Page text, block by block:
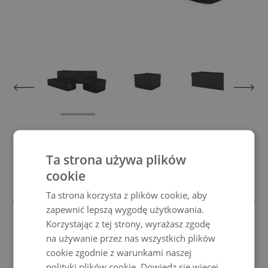
chronisz swoje meble przed złą pogodą, ale
także promujesztrwałość Twoich mebli
ogrodowych Living Zone.
Pokrowce na meble ogrodowe, które sprostają każdej pogodzie
Ta strona używa plików
cookie
Ta strona korzysta z plików cookie, aby
zapewnić lepszą wygodę użytkowania.
Korzystając z tej strony, wyrażasz zgodę
na używanie przez nas wszystkich plików
cookie zgodnie z warunkami naszej